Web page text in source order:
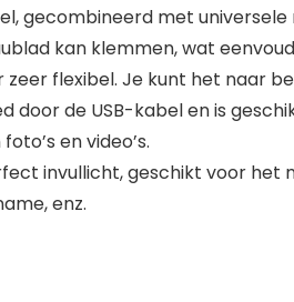
gecombineerd met
kan klemmen, wat
zeer flexibel. Je kunt het naar
door de USB-kabel en is
en video’s.
invullicht, geschikt voor het
enz.